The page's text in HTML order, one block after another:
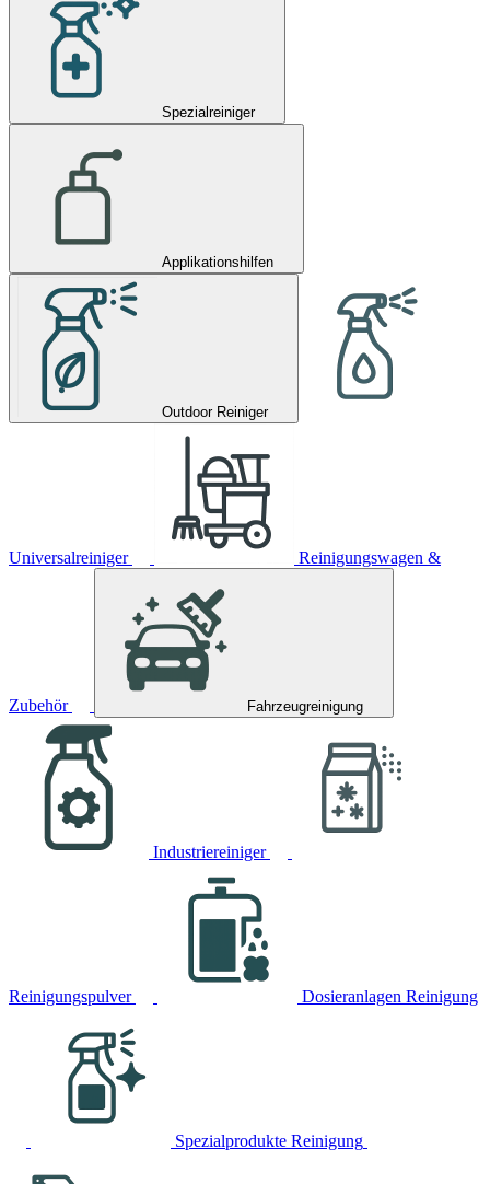
Spezialreiniger
Applikationshilfen
Outdoor Reiniger
Universalreiniger Reinigungswagen &
Zubehör Fahrzeugreinigung
Industriereiniger
Reinigungspulver Dosieranlagen Reinigung
Spezialprodukte Reinigung